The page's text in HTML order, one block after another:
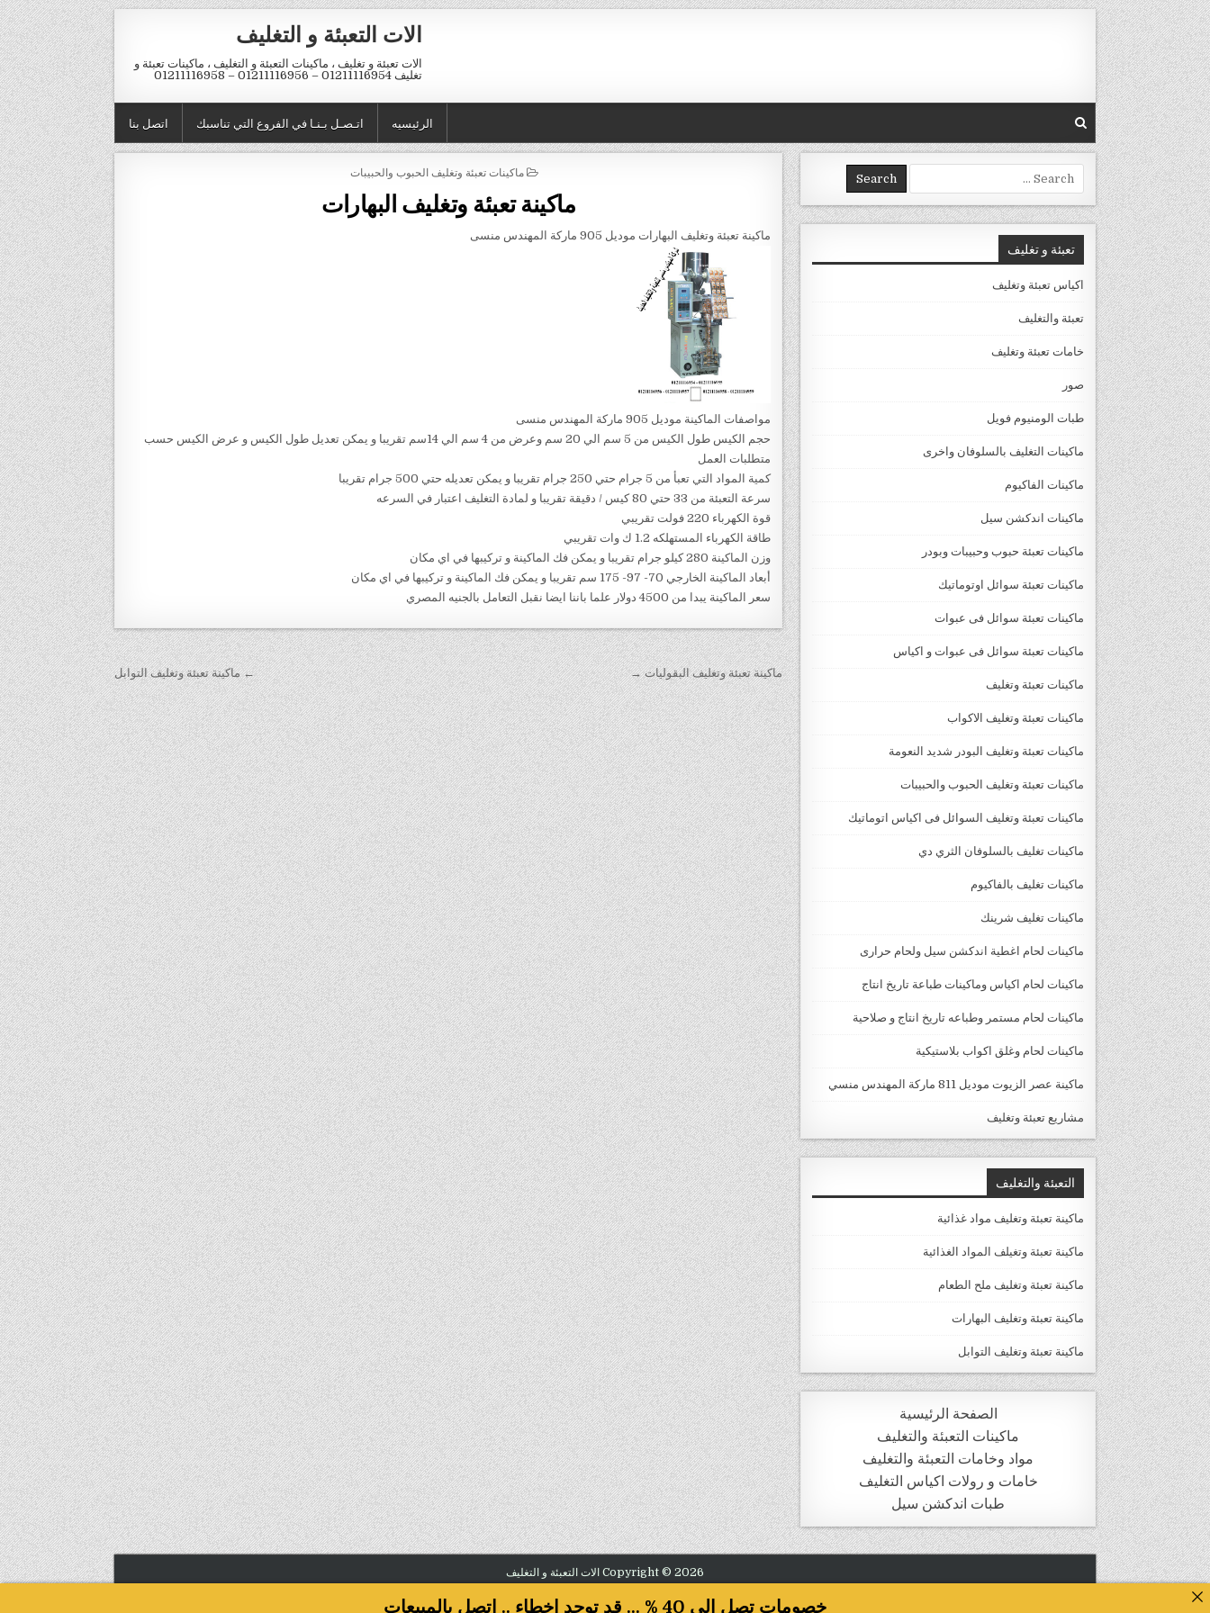
Skip to content
الات التعبئة و التغليف
الات تعبئة و تغليف ، ماكينات التعبئة و التغليف ، ماكينات تعبئة و
تغليف 01211116954 – 01211116956 – 01211116958
اتصل بنا اتـصـل بـنـا في الفروع التي تناسبك الرئيسيه
POSTED IN
ماكينات تعبئة وتغليف الحبوب والحبيبات
ماكينة تعبئة وتغليف البهارات
ماكينة تعبئة وتغليف البهارات موديل 905 ماركة المهندس منسى
مواصفات الماكينة موديل 905 ماركة المهندس منسى
حجم الكيس طول الكيس من 5 سم الي 20 سم وعرض من 4 سم الي 14سم تقريبا و يمكن تعديل طول الكيس و عرض الكيس حسب
متطلبات العمل
كمية المواد التي تعبأ من 5 جرام حتي 250 جرام تقريبا و يمكن تعديله حتي 500 جرام تقريبا
سرعة التعبئة من 33 حتي 80 كيس / دقيقة تقريبا و لمادة التغليف اعتبار في السرعه
قوة الكهرباء 220 فولت تقريبي
طاقة الكهرباء المستهلكه 1.2 ك وات تقريبي
وزن الماكينة 280 كيلو جرام تقريبا و يمكن فك الماكينة و تركيبها في اي مكان
أبعاد الماكينة الخارجي 70- 97- 175 سم تقريبا و يمكن فك الماكينة و تركيبها في اي مكان
سعر الماكينة يبدا من 4500 دولار علما باننا ايضا نقبل التعامل بالجنيه المصري
تصفّح المقالات ← ماكينة تعبئة وتغليف التوابل ماكينة تعبئة وتغليف البقوليات →
Search for:
تعبئة و تغليف
اكياس تعبئة وتغليف
تعبئة والتغليف
خامات تعبئة وتغليف
صور
طبات الومنيوم فويل
ماكينات التغليف بالسلوفان واخرى
ماكينات الفاكيوم
ماكينات اندكشن سيل
ماكينات تعبئة حبوب وحبيبات وبودر
ماكينات تعبئة سوائل اوتوماتيك
ماكينات تعبئة سوائل فى عبوات
ماكينات تعبئة سوائل فى عبوات و اكياس
ماكينات تعبئة وتغليف
ماكينات تعبئة وتغليف الاكواب
ماكينات تعبئة وتغليف البودر شديد النعومة
ماكينات تعبئة وتغليف الحبوب والحبيبات
ماكينات تعبئة وتغليف السوائل فى اكياس اتوماتيك
ماكينات تغليف بالسلوفان الثري دي
ماكينات تغليف بالفاكيوم
ماكينات تغليف شرينك
ماكينات لحام اغطية اندكشن سيل ولحام حرارى
ماكينات لحام اكياس وماكينات طباعة تاريخ انتاج
ماكينات لحام مستمر وطباعه تاريخ انتاج و صلاحية
ماكينات لحام وغلق اكواب بلاستيكية
ماكينة عصر الزيوت موديل 811 ماركة المهندس منسي
مشاريع تعبئة وتغليف
التعبئة والتغليف
ماكينة تعبئة وتغليف مواد غذائية
ماكينة تعبئة وتغيلف المواد الغذائية
ماكينة تعبئة وتغليف ملح الطعام
ماكينة تعبئة وتغليف البهارات
ماكينة تعبئة وتغليف التوابل
الصفحة الرئيسية
ماكينات التعبئة والتغليف
مواد وخامات التعبئة والتغليف
خامات و رولات اكياس التغليف
طبات اندكشن سيل
Copyright © 2026 الات التعبئة و التغليف
Design by ThemesDNA.com
خصومات تصل الى 40 % ... قد توجد اخطاء .. اتصل بالمبيعات